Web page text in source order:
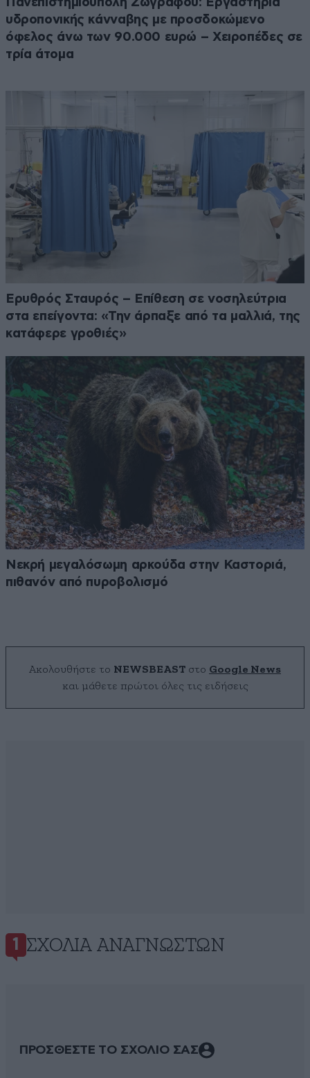
υδροπονικής κάνναβης με προσδοκώμενο
όφελος άνω των 90.000 ευρώ – Χειροπέδες σε
τρία άτομα
Ερυθρός Σταυρός – Επίθεση σε νοσηλεύτρια
στα επείγοντα: «Την άρπαξε από τα μαλλιά, της
κατάφερε γροθιές»
Νεκρή μεγαλόσωμη αρκούδα στην Καστοριά,
πιθανόν από πυροβολισμό
Ακολουθήστε το NEWSBEAST στο Google News
και μάθετε πρώτοι όλες τις ειδήσεις
1 ΣΧΌΛΙΑ ΑΝΑΓΝΩΣΤΏΝ
ΠΡΟΣΘΕΣΤΕ ΤΟ ΣΧΟΛΙΟ ΣΑΣ